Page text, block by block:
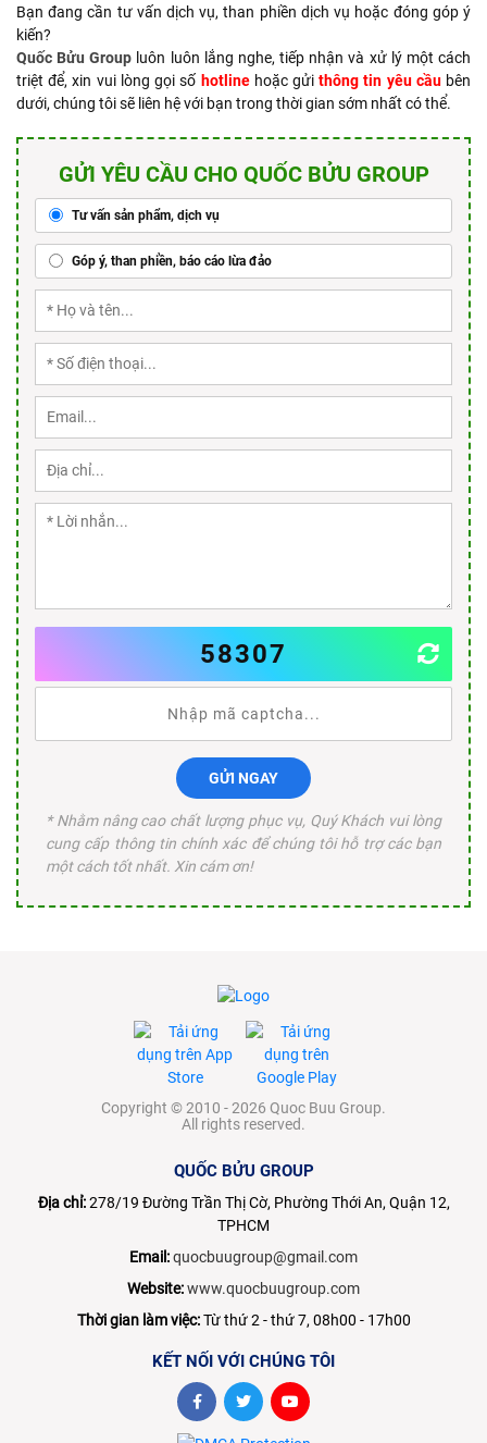
Bạn đang cần tư vấn dịch vụ, than phiền dịch vụ hoặc đóng góp ý
kiến?
Quốc Bửu Group luôn luôn lắng nghe, tiếp nhận và xử lý một cách
triệt để, xin vui lòng gọi số hotlinehoặc gửithông tin yêu cầubên
dưới, chúng tôi sẽ liên hệ với bạn trong thời gian sớm nhất có thể.
GỬI YÊU CẦU CHO QUỐC BỬU GROUP
Tư vấn sản phẩm, dịch vụ
Góp ý, than phiền, báo cáo lừa đảo
58307
GỬI NGAY
* Nhằm nâng cao chất lượng phục vụ, Quý Khách vui lòng
cung cấp thông tin chính xác để chúng tôi hỗ trợ các bạn
một cách tốt nhất. Xin cám ơn!
Copyright © 2010 - 2026 Quoc Buu Group.
All rights reserved.
QUỐC BỬU GROUP
Địa chỉ:278/19 Đường Trần Thị Cờ, Phường Thới An, Quận 12,
TPHCM
Email:quocbuugroup@gmail.com
Website:www.quocbuugroup.com
Thời gian làm việc:Từ thứ 2 - thứ 7, 08h00 - 17h00
KẾT NỐI VỚI CHÚNG TÔI